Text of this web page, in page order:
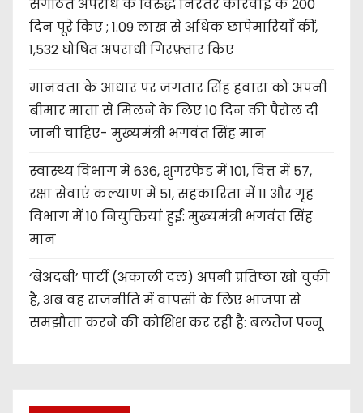
संगठित अपराध के विरुद्ध निरंतर कार्रवाई के 200
दिन पूरे किए ; 1.09 लाख से अधिक छापेमारियाँ कीं,
1,532 घोषित अपराधी गिरफ़्तार किए
मानवता के आधार पर जगतार सिंह हवारा को अपनी
बीमार माता से मिलने के लिए 10 दिन की पैरोल दी
जानी चाहिए- मुख्यमंत्री भगवंत सिंह मान
स्वास्थ्य विभाग में 636, शुगरफेड में 101, वित्त में 57,
रक्षा सेवाएं कल्याण में 51, सहकारिता में 11 और गृह
विभाग में 10 नियुक्तियां हुईं: मुख्यमंत्री भगवंत सिंह
मान
‘बेअदबी’ पार्टी (अकाली दल) अपनी प्रतिष्ठा खो चुकी
है, अब वह राजनीति में वापसी के लिए भाजपा से
समझौता करने की कोशिश कर रही है: बलतेज पन्नू